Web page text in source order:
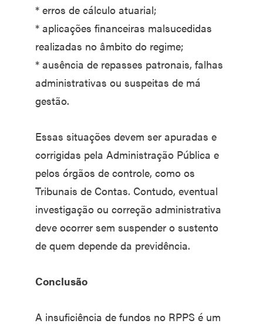
* erros de cálculo atuarial;
* aplicações financeiras malsucedidas
realizadas no âmbito do regime;
* ausência de repasses patronais, falhas
administrativas ou suspeitas de má
gestão.
Essas situações devem ser apuradas e
corrigidas pela Administração Pública e
pelos órgãos de controle, como os
Tribunais de Contas. Contudo, eventual
investigação ou correção administrativa
deve ocorrer sem suspender o sustento
de quem depende da previdência.
Conclusão
A insuficiência de fundos no RPPS é um